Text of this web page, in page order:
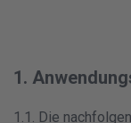
1.
1.1. Die